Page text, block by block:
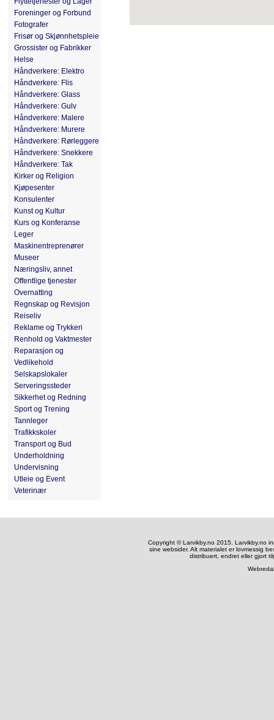
Foreninger og Forbund
Fotografer
Frisør og Skjønnhetspleie
Grossister og Fabrikker
Helse
Håndverkere: Elektro
Håndverkere: Flis
Håndverkere: Glass
Håndverkere: Gulv
Håndverkere: Malere
Håndverkere: Murere
Håndverkere: Rørleggere
Håndverkere: Snekkere
Håndverkere: Tak
Kirker og Religion
Kjøpesenter
Konsulenter
Kunst og Kultur
Kurs og Konferanse
Leger
Maskinentreprenører
Museer
Næringsliv, annet
Offentlige tjenester
Overnatting
Regnskap og Revisjon
Reiseliv
Reklame og Trykkeri
Renhold og Vaktmester
Reparasjon og
Vedlikehold
Selskapslokaler
Serveringssteder
Sikkerhet og Redning
Sport og Trening
Tannleger
Trafikkskoler
Transport og Bud
Underholdning
Undervisning
Utleie og Event
Veterinær
Copyright © Larvikby.no 2015. Larvikby.no
sine websider. Alt materialet er lovmessig
distribuert, endret eller gjort